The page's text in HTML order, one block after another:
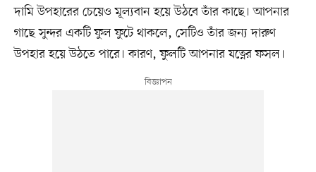
দামি উপহারের চেয়েও মূল্যবান হয়ে উঠবে তাঁর কাছে। আপনার
গাছে সুন্দর একটি ফুল ফুটে থাকলে, সেটিও তাঁর জন্য দারুণ
উপহার হয়ে উঠতে পারে। কারণ, ফুলটি আপনার যত্নের ফসল।